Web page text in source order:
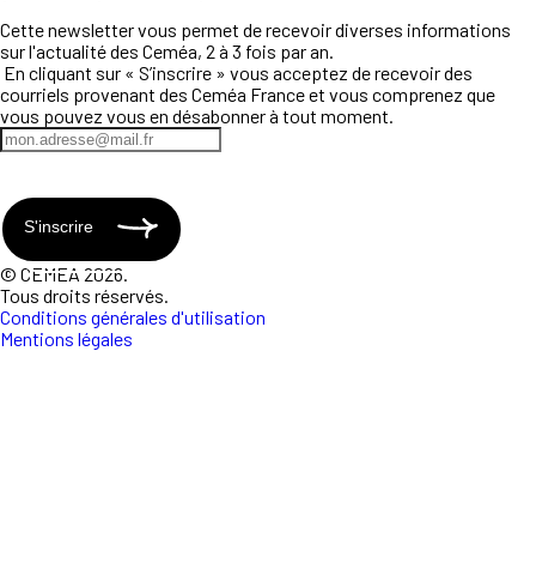
Cette newsletter vous permet de recevoir diverses informations
sur l'actualité des Ceméa, 2 à 3 fois par an.
En cliquant sur « S’inscrire » vous acceptez de recevoir des
courriels provenant des Ceméa France et vous comprenez que
vous pouvez vous en désabonner à tout moment.
S'inscrire
© CEMEA 2026.
Tous droits réservés.
Conditions générales d'utilisation
Mentions légales